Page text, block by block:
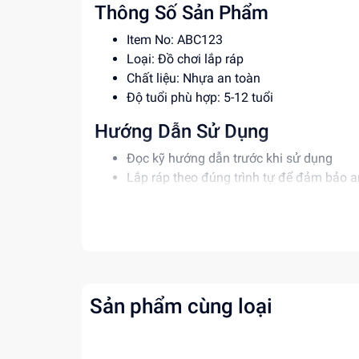
Thông Số Sản Phẩm
Item No: ABC123
Loại: Đồ chơi lắp ráp
Chất liệu: Nhựa an toàn
Độ tuổi phù hợp: 5-12 tuổi
Hướng Dẫn Sử Dụng
Đọc kỹ hướng dẫn trước khi sử dụng
Lắp ráp theo đúng trình tự để đảm bảo
Tăng cường khả năng phối hợp tay mắt
Sản phẩm cùng loại